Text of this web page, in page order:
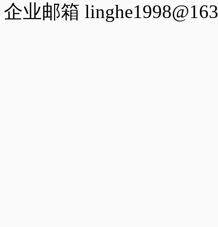
企业邮箱